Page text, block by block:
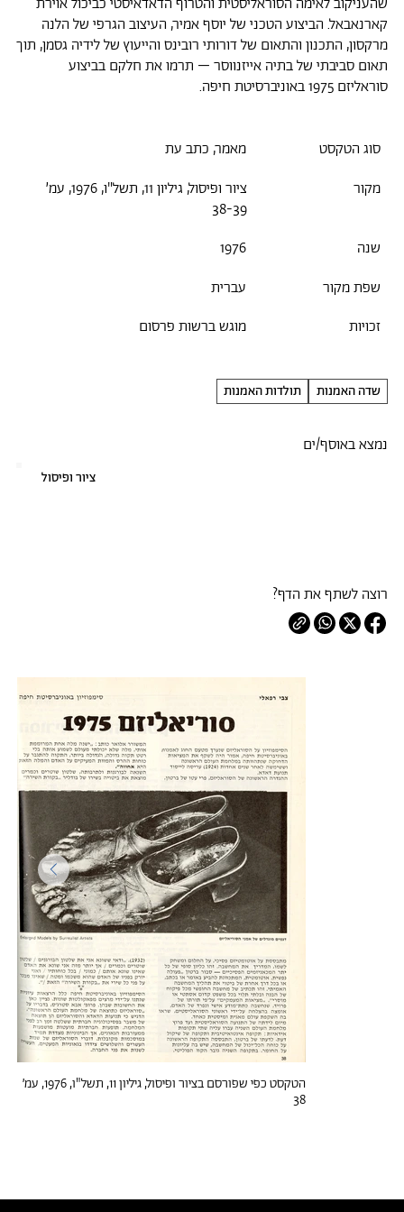
הטקסט כפי שפורסם בציור ופיסול, גיליון 11, תשל"ו, 1976, עמ׳
38
סוג הטקסט
מאמר, כתב עת
מקור
ציור ופיסול, גיליון 11, תשל"ו, 1976, עמ׳
38-39
שנה
1976
שפת מקור
עברית
זכויות
מוגש ברשות פרסום
שדה האמנות תולדות האמנות
נמצא באוסף/ים
ציור ופיסול
רוצה לשתף את הדף?
שהעניקוב לאימה הסוראליסטית והטרוף הדאדאיסטי כביכול אוירת
קארנאבאל. הביצוע הטכני של יוסף אמיר, העיצוב הגרפי של הלנה
מרקסון, התכנון והתאום של דורותי רובינס והייעוץ של לידיה גסמן, תוך
תאום סביבתי של בתיה אייזנווסר – תרמו את חלקם בביצוע
סוראליזם 1975 באוניברסיטת חיפה.